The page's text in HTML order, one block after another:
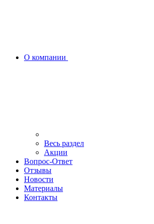
О компании
Весь раздел
Акции
Вопрос-Ответ
Отзывы
Новости
Материалы
Контакты